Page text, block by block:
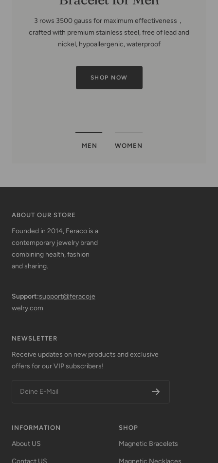
Bracelets for Women
MEN WOMEN
ABOUT OUR STORE
Founded in 2014, Feraco is a
contemporary jewelry brand
combining health, fashion
and sharing.
Support:support@feracoje
welry.com
NEWSLETTER
Receive updates on new products and exclusive
offers for our VIP subscribers!
Deine E-Mail
INFORMATION
About US
Contact US
SHOP
Magnetic Bracelets
Magnetic Necklaces